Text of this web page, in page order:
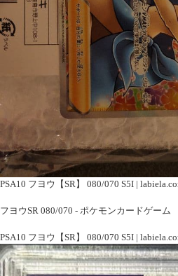
PSA10 フヨウ【SR】 080/070 S5I |
フヨウSR 080/070 - ポケモンカードゲーム
PSA10 フヨウ【SR】 080/070 S5I |